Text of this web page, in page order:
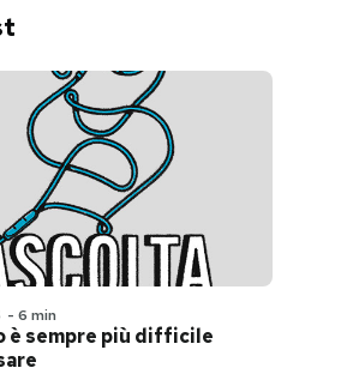
- 6 min
è sempre più difficile